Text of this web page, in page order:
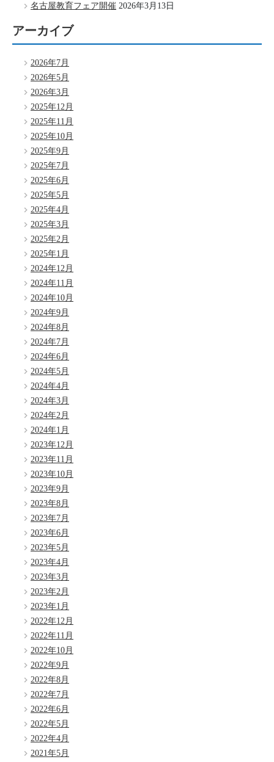
名古屋教育フェア開催 2026年3月13日
アーカイブ
2026年7月
2026年5月
2026年3月
2025年12月
2025年11月
2025年10月
2025年9月
2025年7月
2025年6月
2025年5月
2025年4月
2025年3月
2025年2月
2025年1月
2024年12月
2024年11月
2024年10月
2024年9月
2024年8月
2024年7月
2024年6月
2024年5月
2024年4月
2024年3月
2024年2月
2024年1月
2023年12月
2023年11月
2023年10月
2023年9月
2023年8月
2023年7月
2023年6月
2023年5月
2023年4月
2023年3月
2023年2月
2023年1月
2022年12月
2022年11月
2022年10月
2022年9月
2022年8月
2022年7月
2022年6月
2022年5月
2022年4月
2021年5月